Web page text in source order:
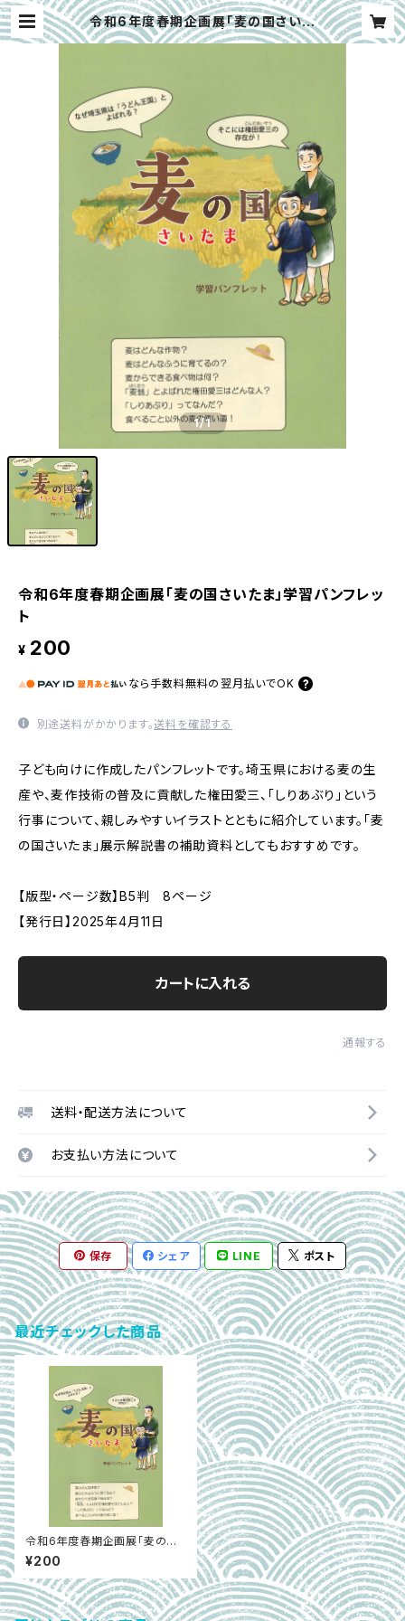
令和6年度春期企画展「麦の国さいた
ま」学習パンフレット | 埼玉県立川の
1/1
令和6年度春期企画展「麦の国さいたま」学習パンフレッ
ト
¥ 200
なら 手数料無料の 翌月払いでOK
別途送料がかかります。送料を確認する
子ども向けに作成したパンフレットです。埼玉県における麦の生
産や、麦作技術の普及に貢献した権田愛三、「しりあぶり」という
行事について、親しみやすいイラストとともに紹介しています。「麦
の国さいたま」展示解説書の補助資料としてもおすすめです。
【版型・ページ数】B5判 8ページ
【発行日】2025年4月11日
カートに入れる
通報する
送料・配送方法について
お支払い方法について
保存 シェア LINE ポスト
最近チェックした商品
令和6年度春期企画展「麦の国
さいたま」学習パンフレット
¥200